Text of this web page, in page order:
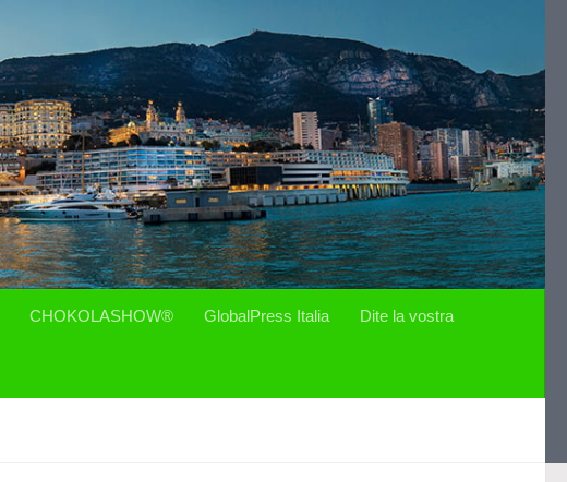
CHOKOLASHOW® GlobalPress Italia Dite la vostra